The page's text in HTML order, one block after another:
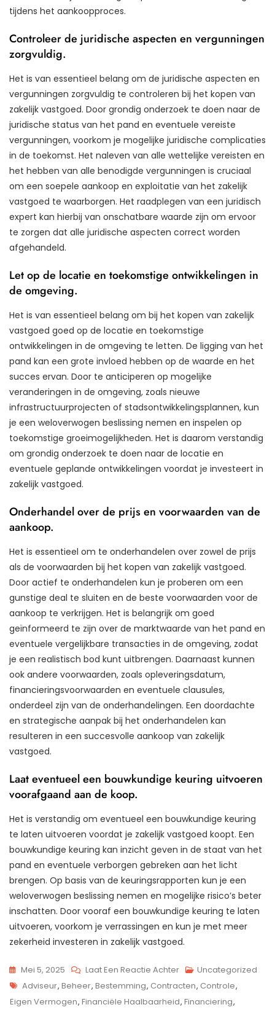
tijdens het aankoopproces.
Controleer de juridische aspecten en vergunningen
zorgvuldig.
Het is van essentieel belang om de juridische aspecten en
vergunningen zorgvuldig te controleren bij het kopen van
zakelijk vastgoed. Door grondig onderzoek te doen naar de
juridische status van het pand en eventuele vereiste
vergunningen, voorkom je mogelijke juridische complicaties
in de toekomst. Het naleven van alle wettelijke vereisten en
het hebben van alle benodigde vergunningen is cruciaal
om een soepele aankoop en exploitatie van het zakelijk
vastgoed te waarborgen. Het raadplegen van een juridisch
expert kan hierbij van onschatbare waarde zijn om ervoor
te zorgen dat alle juridische aspecten correct worden
afgehandeld.
Let op de locatie en toekomstige ontwikkelingen in
de omgeving.
Het is van essentieel belang om bij het kopen van zakelijk
vastgoed goed op de locatie en toekomstige
ontwikkelingen in de omgeving te letten. De ligging van het
pand kan een grote invloed hebben op de waarde en het
succes ervan. Door te anticiperen op mogelijke
veranderingen in de omgeving, zoals nieuwe
infrastructuurprojecten of stadsontwikkelingsplannen, kun
je een weloverwogen beslissing nemen en inspelen op
toekomstige groeimogelijkheden. Het is daarom verstandig
om grondig onderzoek te doen naar de locatie en
eventuele geplande ontwikkelingen voordat je investeert in
zakelijk vastgoed.
Onderhandel over de prijs en voorwaarden van de
aankoop.
Het is essentieel om te onderhandelen over zowel de prijs
als de voorwaarden bij het kopen van zakelijk vastgoed.
Door actief te onderhandelen kun je proberen om een
gunstige deal te sluiten en de beste voorwaarden voor de
aankoop te verkrijgen. Het is belangrijk om goed
geïnformeerd te zijn over de marktwaarde van het pand en
eventuele vergelijkbare transacties in de omgeving, zodat
je een realistisch bod kunt uitbrengen. Daarnaast kunnen
ook andere voorwaarden, zoals opleveringsdatum,
financieringsvoorwaarden en eventuele clausules,
onderdeel zijn van de onderhandelingen. Een doordachte
en strategische aanpak bij het onderhandelen kan
resulteren in een succesvolle aankoop van zakelijk
vastgoed.
Laat eventueel een bouwkundige keuring uitvoeren
voorafgaand aan de koop.
Het is verstandig om eventueel een bouwkundige keuring
te laten uitvoeren voordat je zakelijk vastgoed koopt. Een
bouwkundige keuring kan inzicht geven in de staat van het
pand en eventuele verborgen gebreken aan het licht
brengen. Op basis van de keuringsrapporten kun je een
weloverwogen beslissing nemen en mogelijke risico’s beter
inschatten. Door vooraf een bouwkundige keuring te laten
uitvoeren, voorkom je verrassingen en kun je met meer
zekerheid investeren in zakelijk vastgoed.
Mei 5, 2025 Laat Een Reactie AchterOp
Tips
Voor
Uncategorized
Tags
Adviseur, Beheer, Bestemming, Contracten, Controle,
Eigen Vermogen, Financiële Haalbaarheid, Financiering,